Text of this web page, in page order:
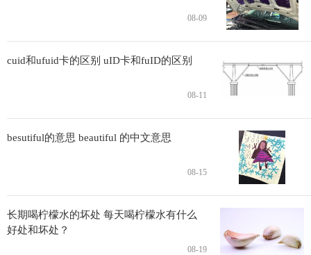
08-09
cuid和ufuid卡的区别 uID卡和fuID的区别
08-11
besutiful的意思 beautiful 的中文意思
08-15
长期喝柠檬水的坏处 每天喝柠檬水有什么
好处和坏处？
08-19